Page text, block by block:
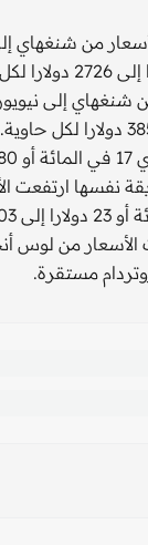
دولارا لتصل إلى 3858
نفسها ارتفعت
الأسعار من لوس
مستقرة.